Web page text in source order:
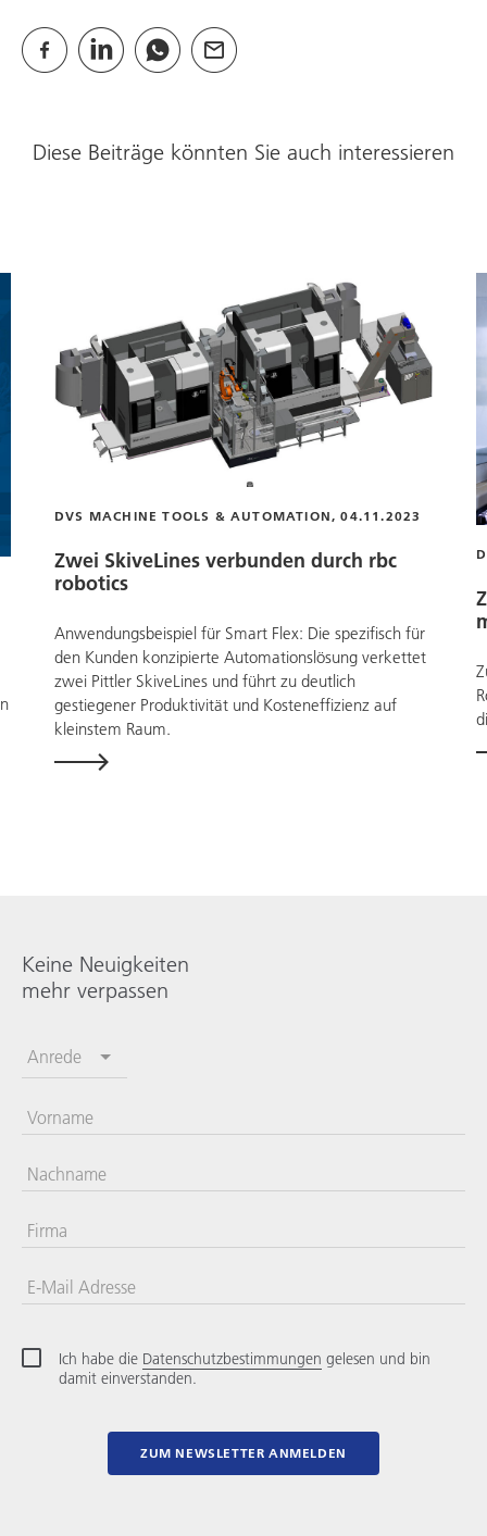
Diese Beiträge könnten Sie auch interessieren
DVS MACHINE TOOLS & AUTOMATION, 04.11.2023
Zwei SkiveLines verbunden durch rbc
robotics
Anwendungsbeispiel für Smart Flex: Die spezifisch für
den Kunden konzipierte Automationslösung verkettet
zwei Pittler SkiveLines und führt zu deutlich
gestiegener Produktivität und Kosteneffizienz auf
kleinstem Raum.
Keine Neuigkeiten
mehr verpassen
Anrede
Vorname
Nachname
Firma
E-Mail Adresse
Ich habe die Datenschutzbestimmungen gelesen und bin
damit einverstanden.
ZUM NEWSLETTER ANMELDEN